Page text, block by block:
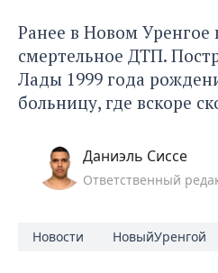
Ранее в Новом Уренгое
смертельное ДТП.
Лады 1999 года
больницу, где вскоре
Даниэль Сиссе
Ответственный
Новости НовыйУренгой